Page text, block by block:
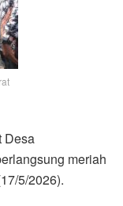
Desa
meriah
5/2026).